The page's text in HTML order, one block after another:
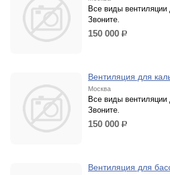
Все виды вентиляции
Звоните.
150 000 р.
Вентиляция для
Москва
Все виды
Звоните.
150 000 р.
Вентиляция для